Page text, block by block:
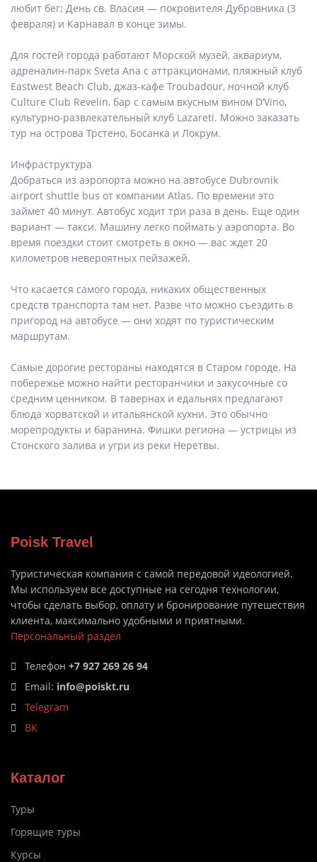
любит бег; День св. Власия — покровителя Дубровника (3
февраля) и Карнавал в конце зимы.
Для гостей города работают Морской музей, аквариум,
адреналин-парк Sveta Ana с аттракционами, пляжный клуб
Eastwest Beach Club, джаз-кафе Troubadour, ночной клуб
Culture Club Revelin, бар с самым вкусным вином D’Vino,
культурно-развлекательный клуб Lazareti. Можно заказать
тур на острова Трстено, Босанка и Локрум.
Инфраструктура
Добраться из аэропорта можно на автобусе Dubrovnik
airport shuttle bus от компании Atlas. По времени это
займет 40 минут. Автобус ходит три раза в день. Еще один
вариант — такси. Машину легко поймать у аэропорта. Во
время поездки стоит смотреть в окно — вас ждет 20
километров невероятных пейзажей.
Что касается самого города, никаких общественных
средств транспорта там нет. Разве что можно съездить в
пригород на автобусе — они ходят по туристическим
маршрутам.
Самые дорогие рестораны находятся в Старом городе. На
побережье можно найти ресторанчики и закусочные со
средним ценником. В тавернах и едальнях предлагают
блюда хорватской и итальянской кухни. Это обычно
морепродукты и баранина. Фишки региона — устрицы из
Стонского залива и угри из реки Неретвы.
Poisk Travel
Туристическая компания с самой передовой идеологией.
Мы используем все доступные на сегодня технологии,
чтобы сделать выбор, оплату и бронирование путешествия
клиента, максимально удобными и приятными.
Персональный раздел
Телефон +7 927 269 26 94
Email: info@poiskt.ru
Telegram
ВК
Каталог
Туры
Горящие туры
Курсы